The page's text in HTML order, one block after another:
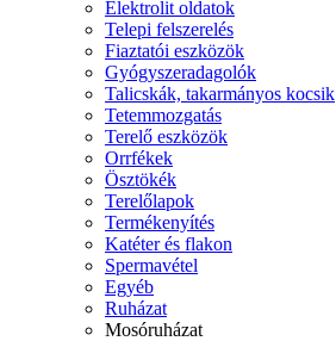
Elektrolit oldatok
Telepi felszerelés
Fiaztatói eszközök
Gyógyszeradagolók
Talicskák, takarmányos kocsik
Tetemmozgatás
Terelő eszközök
Orrfékek
Ösztökék
Terelőlapok
Termékenyítés
Katéter és flakon
Spermavétel
Egyéb
Ruházat
Mosóruházat